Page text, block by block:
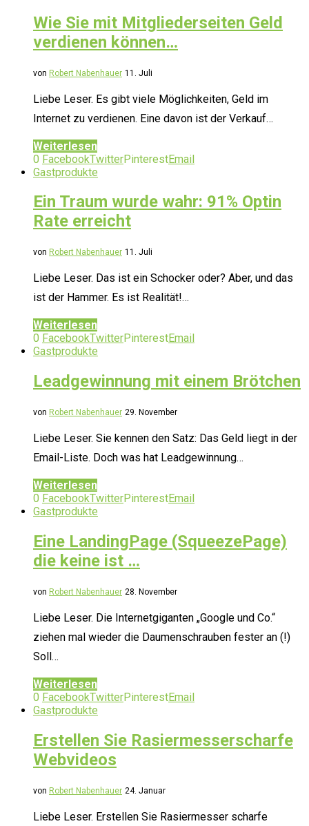
Wie Sie mit Mitgliederseiten Geld
verdienen können…
von Robert Nabenhauer 11. Juli
Liebe Leser. Es gibt viele Möglichkeiten, Geld im
Internet zu verdienen. Eine davon ist der Verkauf…
Weiterlesen
0 FacebookTwitterPinterestEmail
Gastprodukte
Ein Traum wurde wahr: 91% Optin
Rate erreicht
von Robert Nabenhauer 11. Juli
Liebe Leser. Das ist ein Schocker oder? Aber, und das
ist der Hammer. Es ist Realität!…
Weiterlesen
0 FacebookTwitterPinterestEmail
Gastprodukte
Leadgewinnung mit einem Brötchen
von Robert Nabenhauer 29. November
Liebe Leser. Sie kennen den Satz: Das Geld liegt in der
Email-Liste. Doch was hat Leadgewinnung…
Weiterlesen
0 FacebookTwitterPinterestEmail
Gastprodukte
Eine LandingPage (SqueezePage)
die keine ist …
von Robert Nabenhauer 28. November
Liebe Leser. Die Internetgiganten „Google und Co.“
ziehen mal wieder die Daumenschrauben fester an (!)
Soll…
Weiterlesen
0 FacebookTwitterPinterestEmail
Gastprodukte
Erstellen Sie Rasiermesserscharfe
Webvideos
von Robert Nabenhauer 24. Januar
Liebe Leser. Erstellen Sie Rasiermesser scharfe